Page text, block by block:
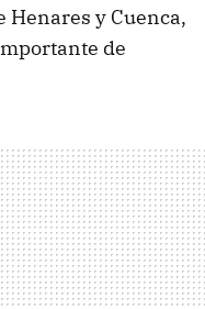
Henares y Cuenca,
de